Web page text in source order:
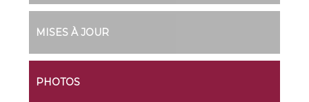
MISES À JOUR
PHOTOS